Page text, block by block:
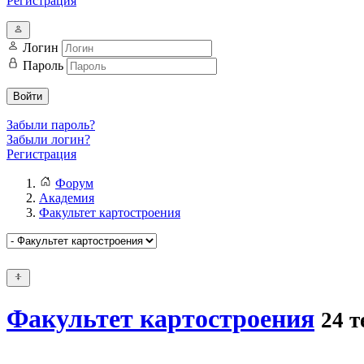
Логин
Пароль
Войти
Забыли пароль?
Забыли логин?
Регистрация
Форум
Академия
Факультет картостроения
Факультет картостроения 24